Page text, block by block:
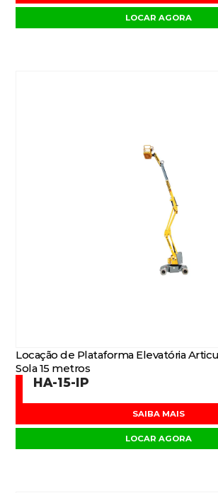
LOCAR AGORA
Locação de Plataforma Elevatória
Sola 15 metros
HA-15-IP
SAIBA MAIS
LOCAR AGORA